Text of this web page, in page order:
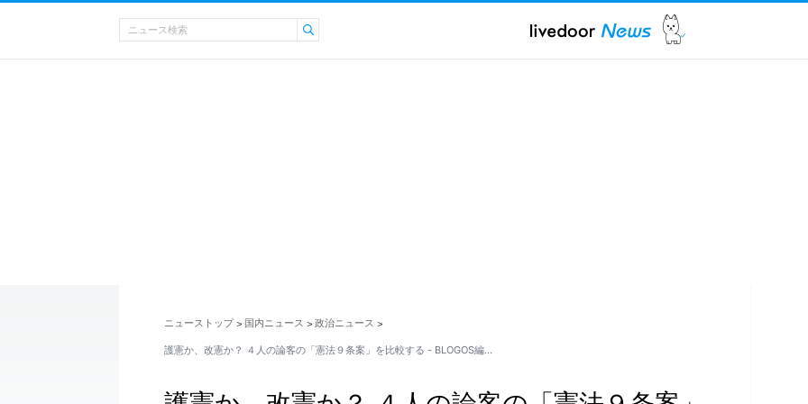
ニューストップ > 国内ニュース > 政治ニュース >
護憲か、改憲か？ ４人の論客の「憲法９条案」を比較する - BLOGOS編…